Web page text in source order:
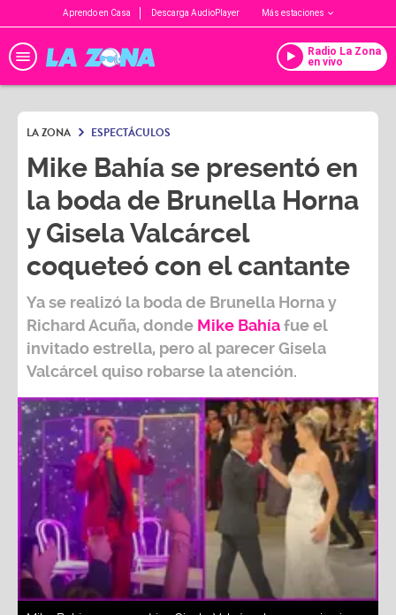
Aprendo en Casa Descarga AudioPlayer Más estaciones
Radio La Zona
en vivo
LA ZONA ESPECTÁCULOS
Mike Bahía se presentó en
la boda de Brunella Horna
y Gisela Valcárcel
coqueteó con el cantante
Ya se realizó la boda de Brunella Horna y
Richard Acuña, donde Mike Bahíafue el
invitado estrella, pero al parecerGisela
Valcárcelquiso robarse la atención.